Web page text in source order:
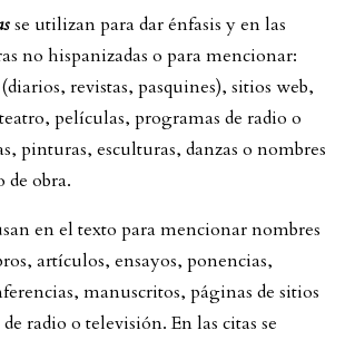
se utilizan para dar énfasis y en las
no hispanizadas o para mencionar:
revistas, pasquines), sitios web,
películas, programas de radio o
pinturas, esculturas, danzas o nombres
obra.
en el texto para mencionar nombres
artículos, ensayos, ponencias,
manuscritos, páginas de sitios
radio o televisión. En las citas se